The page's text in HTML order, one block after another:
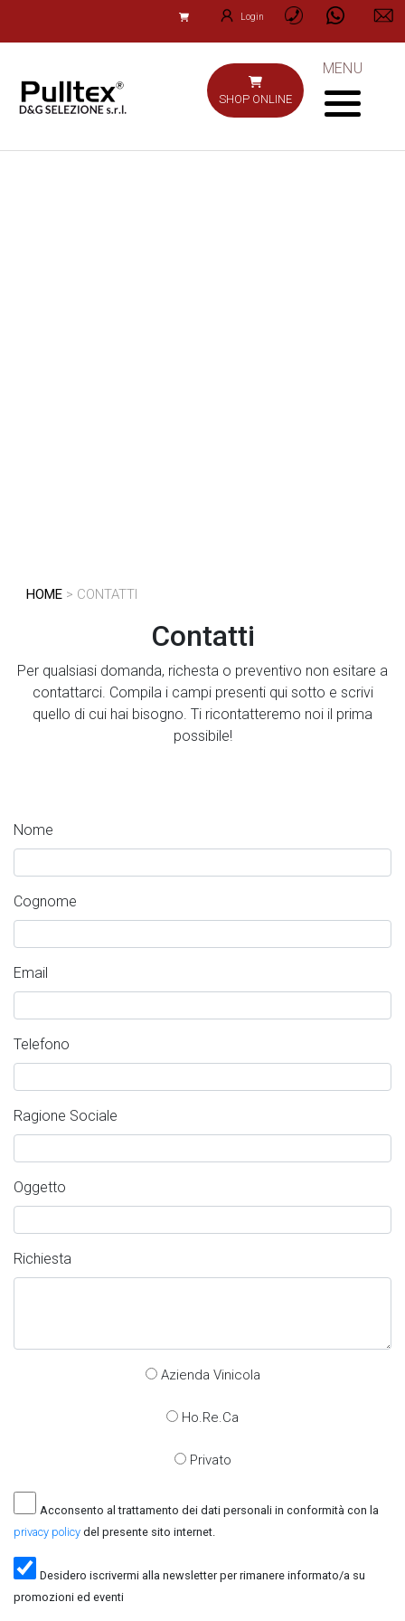
Login
SHOP ONLINE
MENU
HOME > CONTATTI
Contatti
Per qualsiasi domanda, richesta o preventivo non esitare a
contattarci. Compila i campi presenti qui sotto e scrivi
quello di cui hai bisogno. Ti ricontatteremo noi il prima
possibile!
Nome
Cognome
Email
Telefono
Ragione Sociale
Oggetto
Richiesta
Azienda Vinicola
Ho.Re.Ca
Privato
Acconsento al trattamento dei dati personali in conformità con la
privacy policy del presente sito internet.
Desidero iscrivermi alla newsletter per rimanere informato/a su
promozioni ed eventi